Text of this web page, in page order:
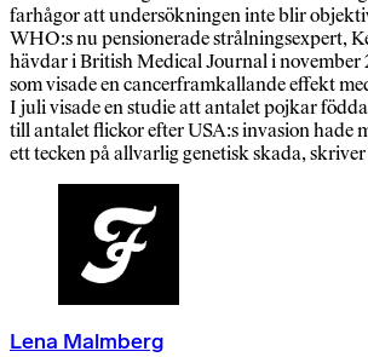
farhågor att undersökningen inte blir
WHO:s nu pensionerade strålningsexpert,
hävdar i British Medical Journal i november
som visade en cancerframkallande effekt
I juli visade en studie att antalet pojkar
till antalet flickor efter USA:s invasion hade
ett tecken på allvarlig genetisk skada,
Lena Malmberg